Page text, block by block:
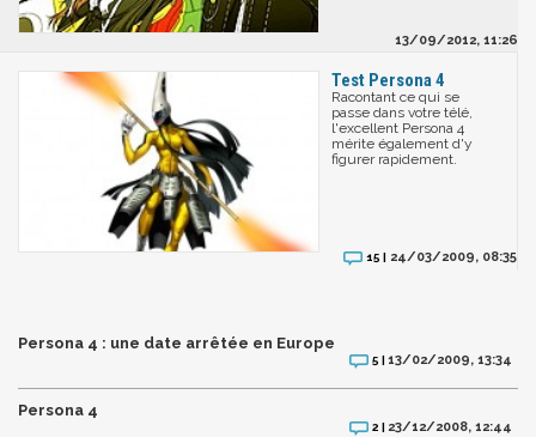
13/09/2012, 11:26
Test Persona 4
Racontant ce qui se
passe dans votre télé,
l'excellent Persona 4
mérite également d'y
figurer rapidement.
15 | 24/03/2009, 08:35
Persona 4 : une date arrêtée en Europe
5 |13/02/2009, 13:34
Persona 4
2 | 23/12/2008, 12:44